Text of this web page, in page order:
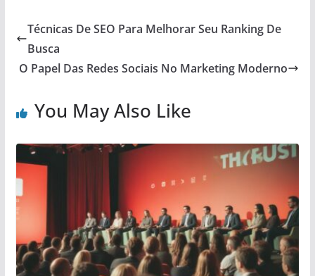
Técnicas De SEO Para Melhorar Seu Ranking De
Busca
O Papel Das Redes Sociais No Marketing Moderno
You May Also Like